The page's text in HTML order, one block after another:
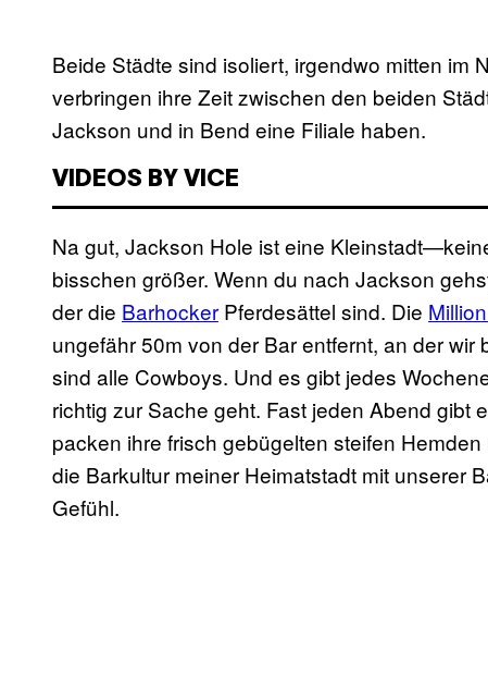
Beide Städte sind isoliert, irgendwo mitten im
verbringen ihre Zeit zwischen den beiden
Jackson und in Bend eine Filiale haben.
VIDEOS BY VICE
Na gut, Jackson Hole ist eine
bisschen größer. Wenn du nach Jackson
der die Barhocker Pferdesättel sind. Die
ungefähr 50m von der Bar entfernt, an der wir
sind alle Cowboys. Und es gibt jedes
richtig zur Sache geht. Fast jeden Abend gibt
packen ihre frisch gebügelten steifen
die Barkultur meiner Heimatstadt mit unserer
Gefühl.